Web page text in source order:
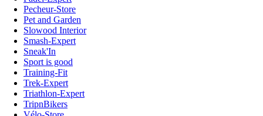
Pecheur-Store
Pet and Garden
Slowood Interior
Smash-Expert
Sneak'In
Sport is good
Training-Fit
Trek-Expert
Triathlon-Expert
TripnBikers